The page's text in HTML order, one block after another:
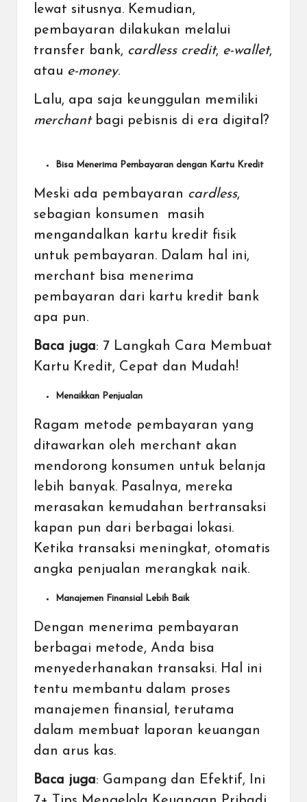
lewat situsnya. Kemudian,
pembayaran dilakukan melalui
transfer bank, cardless credit, e-wallet,
atau e-money.
Lalu, apa saja keunggulan memiliki
merchantbagi pebisnis di era digital?
Bisa Menerima Pembayaran dengan Kartu Kredit
Meski ada pembayaran cardless,
sebagian konsumen masih
mengandalkan kartu kredit fisik
untuk pembayaran. Dalam hal ini,
merchant bisa menerima
pembayaran dari kartu kredit bank
apa pun.
Baca juga: 7 Langkah Cara Membuat
Kartu Kredit, Cepat dan Mudah!
Menaikkan Penjualan
Ragam metode pembayaran yang
ditawarkan oleh merchant akan
mendorong konsumen untuk belanja
lebih banyak. Pasalnya, mereka
merasakan kemudahan bertransaksi
kapan pun dari berbagai lokasi.
Ketika transaksi meningkat, otomatis
angka penjualan merangkak naik.
Manajemen Finansial Lebih Baik
Dengan menerima pembayaran
berbagai metode, Anda bisa
menyederhanakan transaksi. Hal ini
tentu membantu dalam proses
manajemen finansial, terutama
dalam membuat laporan keuangan
dan arus kas.
Baca juga: Gampang dan Efektif, Ini